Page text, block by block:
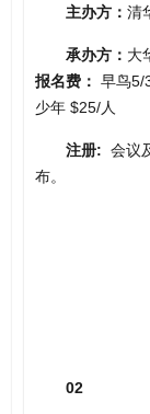
主办方： 清
承办方： 大
报名费： 早鸟5/
少年 $25/人
注册: 会议
布。
02